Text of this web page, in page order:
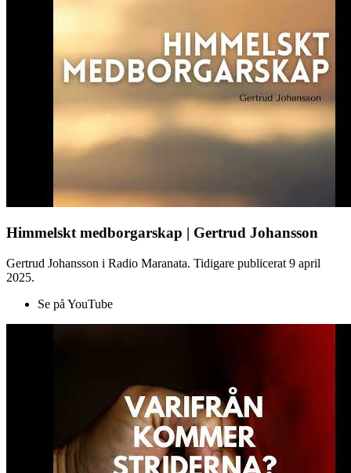
Himmelskt medborgarskap | Gertrud Johansson
Gertrud Johansson i Radio Maranata. Tidigare publicerat 9 april
2025.
Se på YouTube